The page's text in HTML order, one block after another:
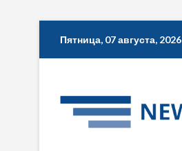
Пятница, 07 августа, 2026